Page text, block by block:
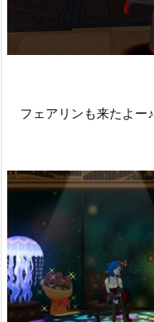
フェアリンも来たよー♪